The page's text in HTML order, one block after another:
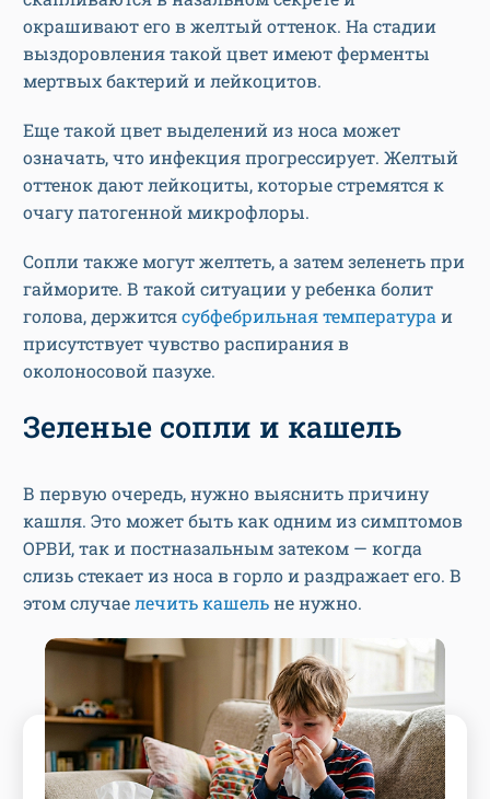
окрашивают его в желтый оттенок. На стадии
выздоровления такой цвет имеют ферменты
мертвых бактерий и лейкоцитов.
Еще такой цвет выделений из носа может
означать, что инфекция прогрессирует. Желтый
оттенок дают лейкоциты, которые стремятся к
очагу патогенной микрофлоры.
Сопли также могут желтеть, а затем зеленеть при
гайморите. В такой ситуации у ребенка болит
голова, держитсясубфебрильная температура и
присутствует чувство распирания в
околоносовой пазухе.
Зеленые сопли и кашель
В первую очередь, нужно выяснить причину
кашля. Это может быть как одним из симптомов
ОРВИ, так и постназальным затеком — когда
слизь стекает из носа в горло и раздражает его. В
этом случаелечить кашельне нужно.